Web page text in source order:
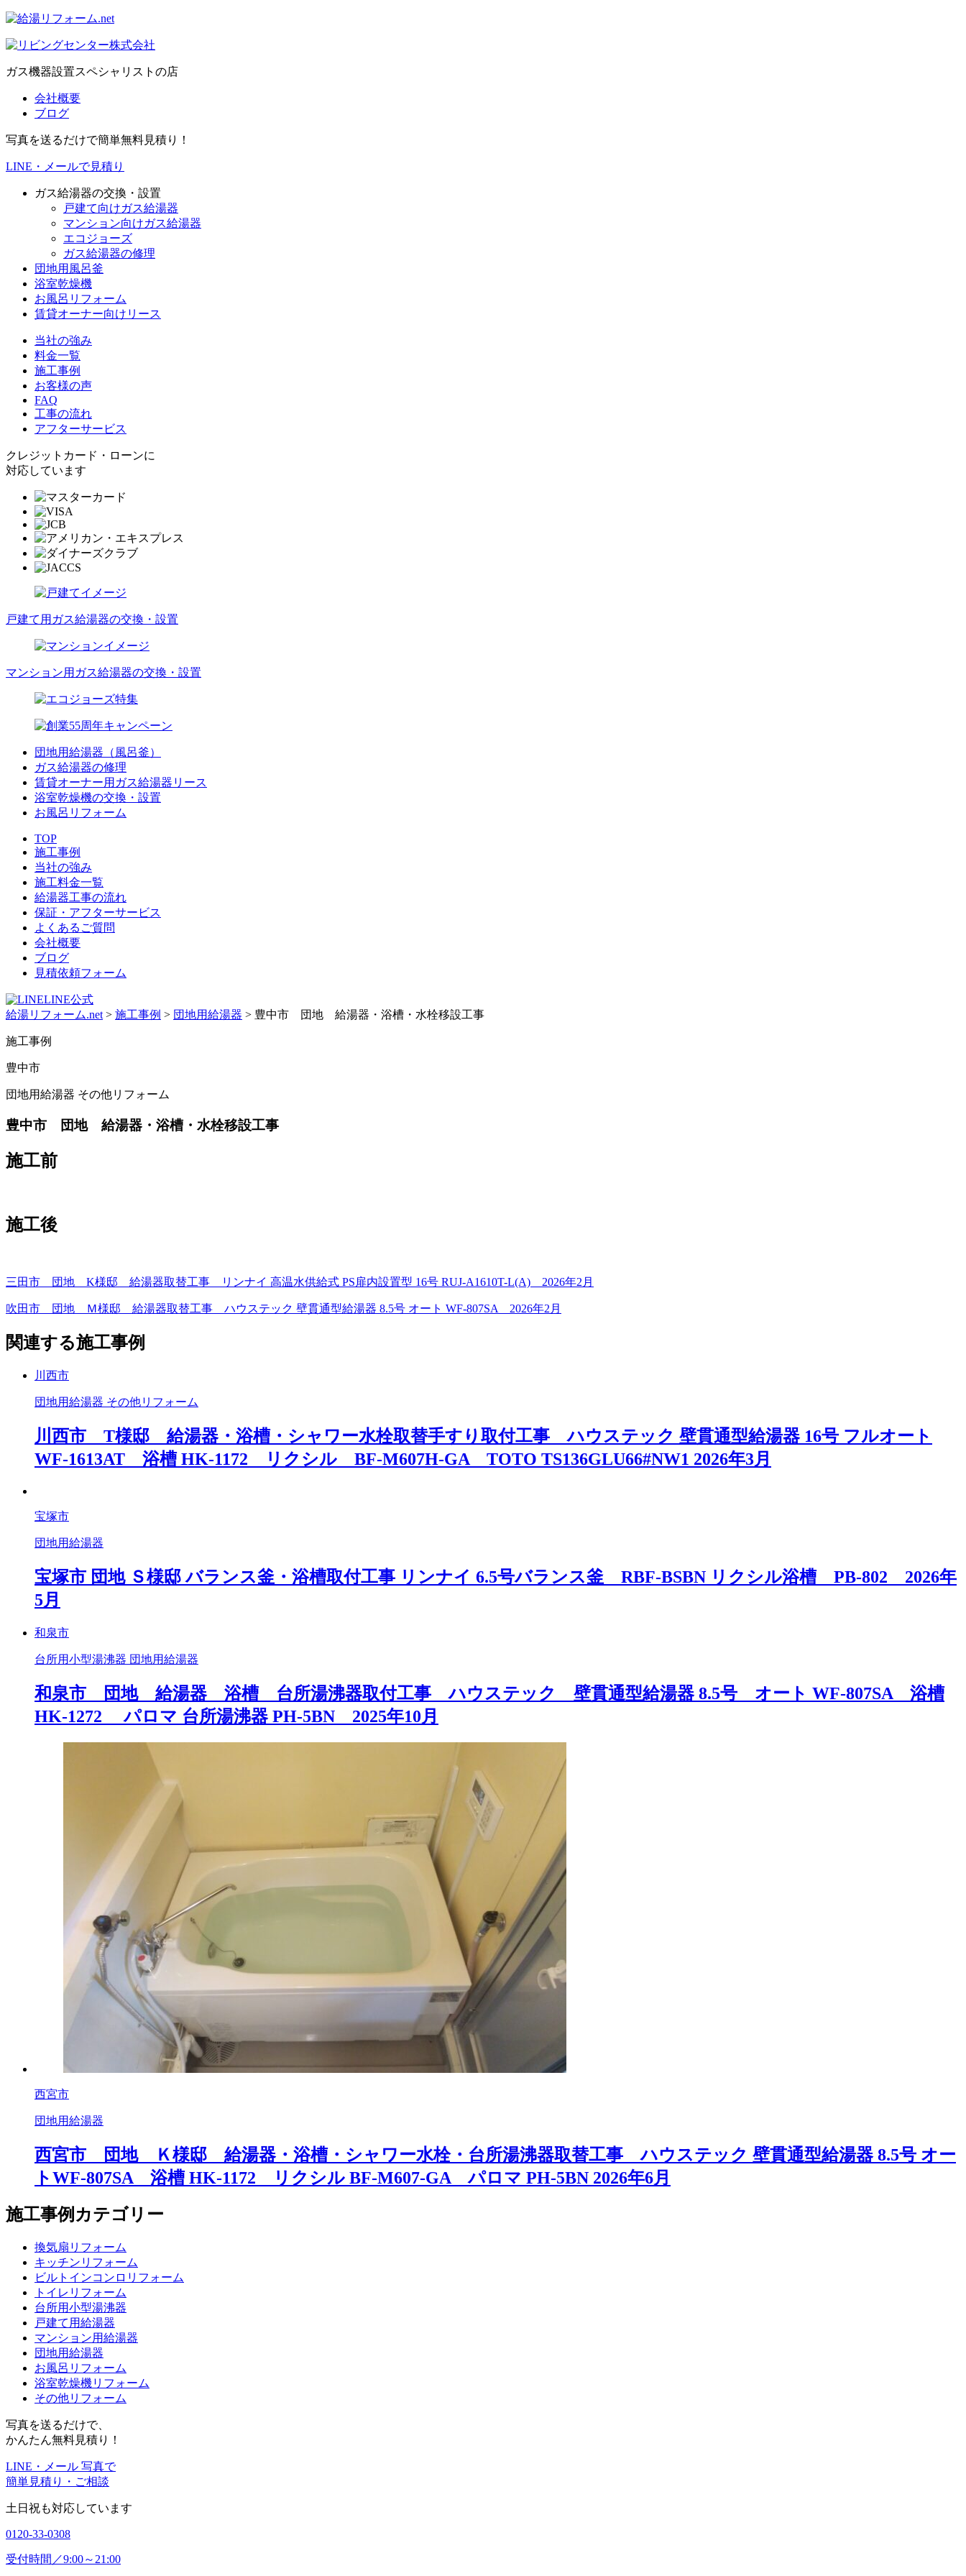
ガス機器設置スペシャリストの店
会社概要
ブログ
写真を送るだけで簡単無料見積り！
LINE・メールで見積り
ガス給湯器の交換・設置
戸建て向けガス給湯器
マンション向けガス給湯器
エコジョーズ
ガス給湯器の修理
団地用風呂釜
浴室乾燥機
お風呂リフォーム
賃貸オーナー向けリース
当社の強み
料金一覧
施工事例
お客様の声
FAQ
工事の流れ
アフターサービス
クレジットカード・ローンに
対応しています
戸建て用ガス給湯器の交換・設置
マンション用ガス給湯器の交換・設置
団地用給湯器（風呂釜）
ガス給湯器の修理
賃貸オーナー用ガス給湯器リース
浴室乾燥機の交換・設置
お風呂リフォーム
TOP
施工事例
当社の強み
施工料金一覧
給湯器工事の流れ
保証・アフターサービス
よくあるご質問
会社概要
ブログ
見積依頼フォーム
LINE公式
給湯リフォーム.net > 施工事例 > 団地用給湯器 > 豊中市 団地 給湯器・浴槽・水栓移設工事
施工事例
豊中市
団地用給湯器 その他リフォーム
豊中市 団地 給湯器・浴槽・水栓移設工事
施工前
施工後
三田市 団地 K様邸 給湯器取替工事 リンナイ 高温水供給式 PS扉内設置型 16号 RUJ-A1610T-L(A) 2026年2月
吹田市 団地 Ｍ様邸 給湯器取替工事 ハウステック 壁貫通型給湯器 8.5号 オート WF-807SA 2026年2月
関連する施工事例
川西市
団地用給湯器 その他リフォーム
川西市 T様邸 給湯器・浴槽・シャワー水栓取替手すり取付工事 ハウステック 壁貫通型給湯器 16号 フルオート
WF-1613AT 浴槽 HK-1172 リクシル BF-M607H-GA TOTO TS136GLU66#NW1 2026年3月
宝塚市
団地用給湯器
宝塚市 団地 Ｓ様邸 バランス釜・浴槽取付工事 リンナイ 6.5号バランス釜 RBF-BSBN リクシル浴槽 PB-802 2026年
5月
和泉市
台所用小型湯沸器 団地用給湯器
和泉市 団地 給湯器 浴槽 台所湯沸器取付工事 ハウステック 壁貫通型給湯器 8.5号 オート WF-807SA 浴槽
HK-1272 パロマ 台所湯沸器 PH-5BN 2025年10月
西宮市
団地用給湯器
西宮市 団地 Ｋ様邸 給湯器・浴槽・シャワー水栓・台所湯沸器取替工事 ハウステック 壁貫通型給湯器 8.5号 オー
トWF-807SA 浴槽 HK-1172 リクシル BF-M607-GA パロマ PH-5BN 2026年6月
施工事例カテゴリー
換気扇リフォーム
キッチンリフォーム
ビルトインコンロリフォーム
トイレリフォーム
台所用小型湯沸器
戸建て用給湯器
マンション用給湯器
団地用給湯器
お風呂リフォーム
浴室乾燥機リフォーム
その他リフォーム
写真を送るだけで、
かんたん無料見積り！
LINE・メール 写真で
簡単見積り・ご相談
土日祝も対応しています
0120-33-0308
受付時間／9:00～21:00